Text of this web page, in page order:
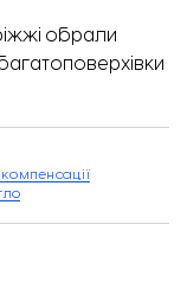
обрали
компенсації